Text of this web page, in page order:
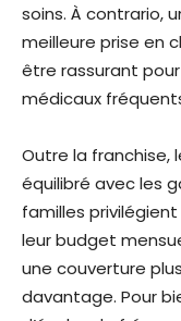
soins. À contrario,
meilleure prise en
être rassurant
médicaux
Outre la
équilibré avec les
familles
leur budget
une couverture
davantage. Pour